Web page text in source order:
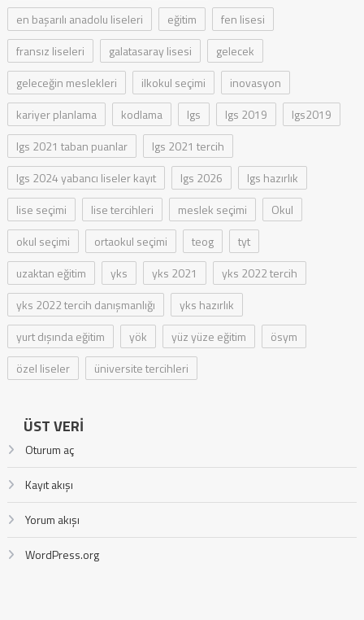
en başarılı anadolu liseleri
eğitim
fen lisesi
fransız liseleri
galatasaray lisesi
gelecek
geleceğin meslekleri
ilkokul seçimi
inovasyon
kariyer planlama
kodlama lgs lgs 2019
lgs2019
lgs 2021 taban puanlar
lgs 2021 tercih
lgs 2024 yabancı liseler kayıt
lgs 2026
lgs hazırlık
lise seçimi
lise tercihleri meslek seçimi
Okul
okul seçimi
ortaokul seçimi teog
tyt
uzaktan eğitim
yks yks 2021
yks 2022 tercih
yks 2022 tercih danışmanlığı
yks hazırlık
yurt dışında eğitim
yök yüz yüze eğitim
ösym
özel liseler
üniversite tercihleri
ÜST VERI
Oturum aç
Kayıt akışı
Yorum akışı
WordPress.org